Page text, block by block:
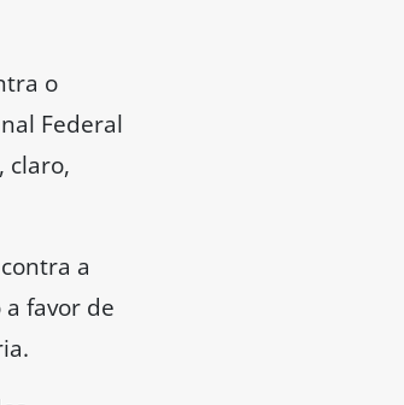
o
Federal
claro,
a
favor de